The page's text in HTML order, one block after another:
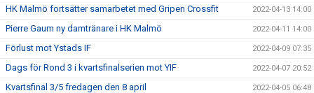
HK Malmö fortsätter samarbetet med Gripen Crossfit 2022-04-13 14:00
Pierre Gaum ny damtränare i HK Malmö 2022-04-11 14:00
Förlust mot Ystads IF 2022-04-09 07:35
Dags för Rond 3 i kvartsfinalserien mot YIF 2022-04-07 20:52
Kvartsfinal 3/5 fredagen den 8 april 2022-04-05 06:48